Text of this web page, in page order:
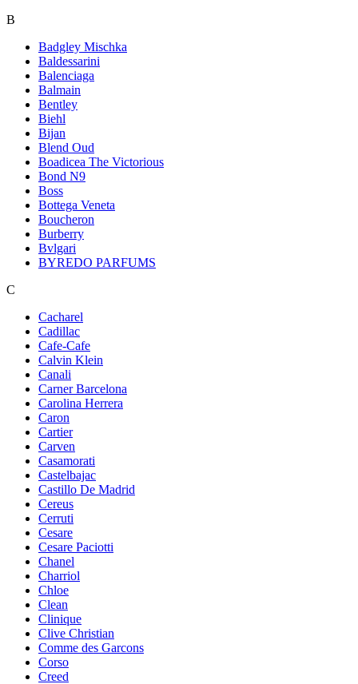
B
Badgley Mischka
Baldessarini
Balenciaga
Balmain
Bentley
Biehl
Bijan
Blend Oud
Boadicea The Victorious
Bond N9
Boss
Bottega Veneta
Boucheron
Burberry
Bvlgari
BYREDO PARFUMS
C
Cacharel
Cadillac
Cafe-Cafe
Calvin Klein
Canali
Carner Barcelona
Carolina Herrera
Caron
Cartier
Carven
Casamorati
Castelbajac
Castillo De Madrid
Cereus
Cerruti
Cesare
Cesare Paciotti
Chanel
Charriol
Chloe
Clean
Clinique
Clive Christian
Comme des Garcons
Corso
Creed